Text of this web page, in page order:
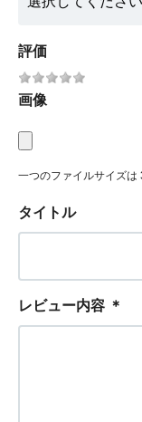
評価
画像
一つのファイルサイズは
タイトル
レビュー内容 ＊